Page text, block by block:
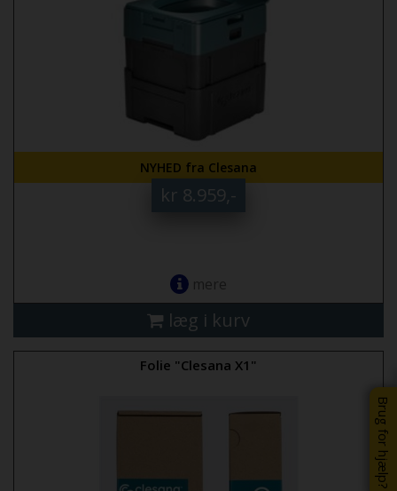
Brug for hjælp?
NYHED fra Clesana
kr 8.959,-
mere
læg i kurv
Folie "Clesana X1"